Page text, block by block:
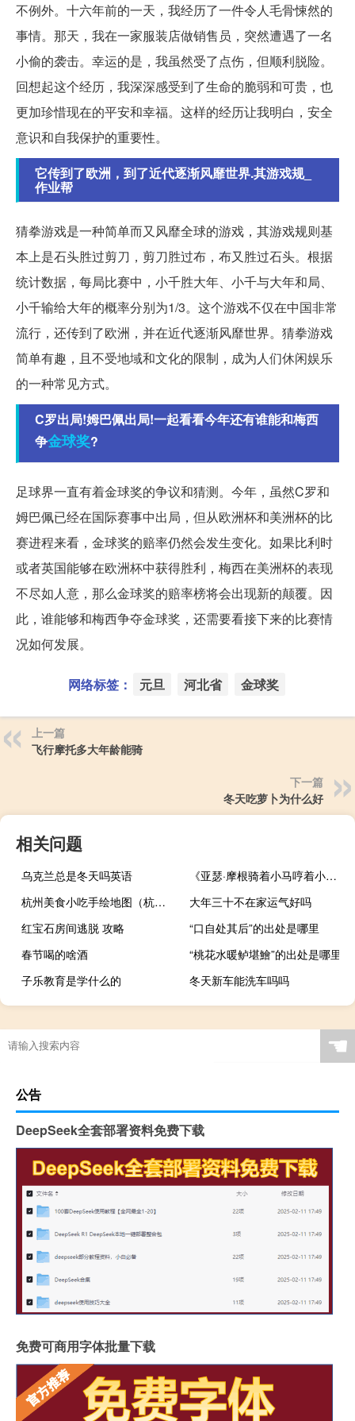
不例外。十六年前的一天，我经历了一件令人毛骨悚然的
事情。那天，我在一家服装店做销售员，突然遭遇了一名
小偷的袭击。幸运的是，我虽然受了点伤，但顺利脱险。
回想起这个经历，我深深感受到了生命的脆弱和可贵，也
更加珍惜现在的平安和幸福。这样的经历让我明白，安全
意识和自我保护的重要性。
它传到了欧洲，到了近代逐渐风靡世界.其游戏规_
作业帮
猜拳游戏是一种简单而又风靡全球的游戏，其游戏规则基
本上是石头胜过剪刀，剪刀胜过布，布又胜过石头。根据
统计数据，每局比赛中，小千胜大年、小千与大年和局、
小千输给大年的概率分别为1/3。这个游戏不仅在中国非常
流行，还传到了欧洲，并在近代逐渐风靡世界。猜拳游戏
简单有趣，且不受地域和文化的限制，成为人们休闲娱乐
的一种常见方式。
C罗出局!姆巴佩出局!一起看看今年还有谁能和梅西
争金球奖?
足球界一直有着金球奖的争议和猜测。今年，虽然C罗和
姆巴佩已经在国际赛事中出局，但从欧洲杯和美洲杯的比
赛进程来看，金球奖的赔率仍然会发生变化。如果比利时
或者英国能够在欧洲杯中获得胜利，梅西在美洲杯的表现
不尽如人意，那么金球奖的赔率榜将会出现新的颠覆。因
此，谁能够和梅西争夺金球奖，还需要看接下来的比赛情
况如何发展。
网络标签： 元旦 河北省 金球奖
上一篇
飞行摩托多大年龄能骑
下一篇
冬天吃萝卜为什么好
相关问题
乌克兰总是冬天吗英语
《亚瑟·摩根骑着小马哼着小曲儿在美国西部的逍遥日子第二季》什么梗
杭州美食小吃手绘地图（杭州美食小吃）
大年三十不在家运气好吗
红宝石房间逃脱 攻略
“口自处其后”的出处是哪里
春节喝的啥酒
“桃花水暖鲈堪鱠”的出处是哪里
子乐教育是学什么的
冬天新车能洗车吗吗
☚
公告
DeepSeek全套部署资料免费下载
免费可商用字体批量下载